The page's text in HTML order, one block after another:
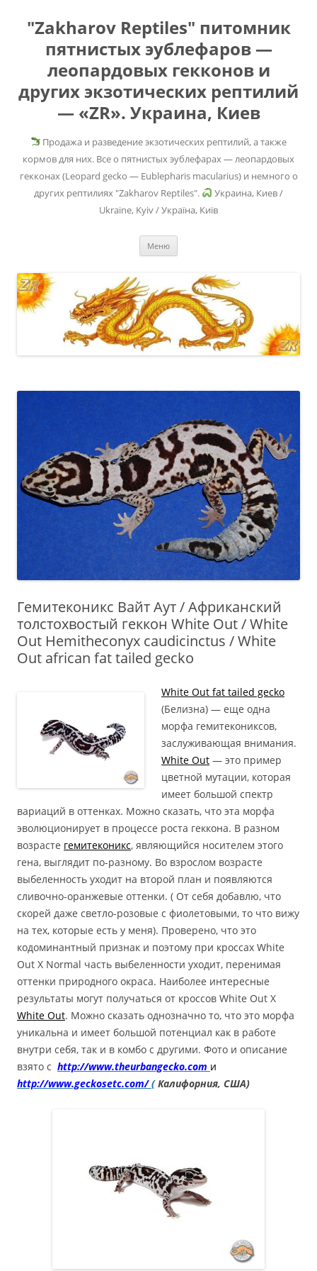
"Zakharov Reptiles" питомник
пятнистых эублефаров —
леопардовых гекконов и
других экзотических рептилий
— «ZR». Украина, Киев
Продажа и разведение экзотических рептилий, а также
кормов для них. Все о пятнистых эублефарах — леопардовых
гекконах (Leopard gecko — Eublepharis macularius) и немного о
других рептилиях "Zakharov Reptiles".
Украина, Киев /
Ukraine, Kyiv / Україна, Київ
Меню
Гемитеконикс Вайт Аут / Африканский
толстохвостый геккон White Out / White
Out Hemitheconyx caudicinctus / White
Out african fat tailed gecko
White Out fat tailed gecko
(Белизна) — еще одна
морфа гемитекониксов,
заслуживающая внимания.
White Out — это пример
цветной мутации, которая
имеет большой спектр
вариаций в оттенках. Можно сказать, что эта морфа
эволюционирует в процессе роста геккона. В разном
возрасте гемитеконикс, являющийся носителем этого
гена, выглядит по-разному. Во взрослом возрасте
выбеленность уходит на второй план и появляются
сливочно-оранжевые оттенки. ( От себя добавлю, что
скорей даже светло-розовые с фиолетовыми, то что вижу
на тех, которые есть у меня). Проверено, что это
кодоминантный признак и поэтому при кроссах White
Out Х Normal часть выбеленности уходит, перенимая
оттенки природного окраса. Наиболее интересные
результаты могут получаться от кроссов White Out Х
White Out. Можно сказать однозначно то, что это морфа
уникальна и имеет большой потенциал как в работе
внутри себя, так и в комбо с другими. Фото и описание
взято с http://www.theurbangecko.com и
http://www.geckosetc.com/(Калифорния, США)